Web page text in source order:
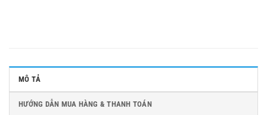
MÔ TẢ
HƯỚNG DẪN MUA HÀNG & THANH TOÁN